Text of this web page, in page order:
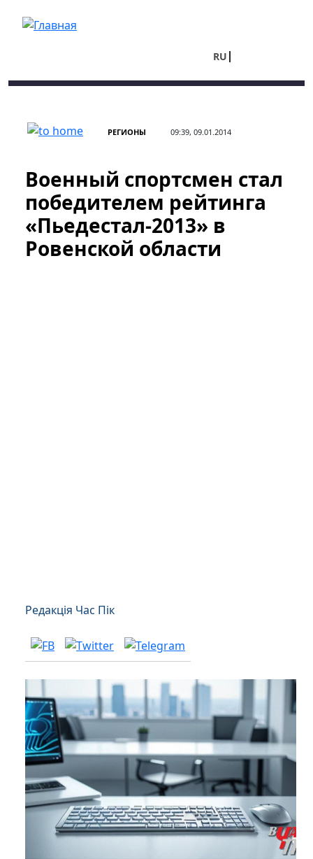
RU
РЕГИОНЫ 09:39, 09.01.2014
Военный спортсмен стал
победителем рейтинга
«Пьедестал-2013» в
Ровенской области
Редакція Час Пік